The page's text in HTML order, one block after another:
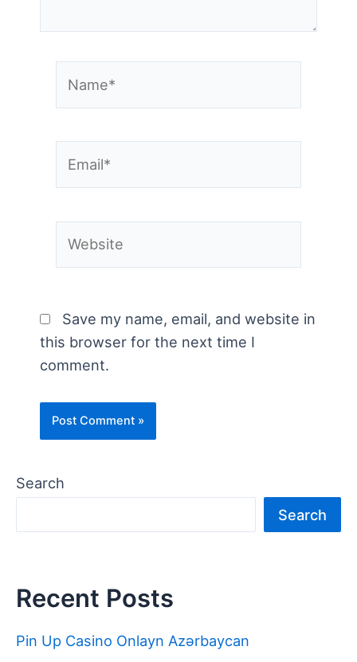
Save my name, email, and website in
this browser for the next time I
comment.
Search
Search
Recent Posts
Pin Up Casino Onlayn Azərbaycan